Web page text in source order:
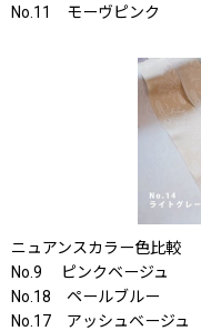
No.11 モーヴピンク
ニュアンスカラー色比較
No.9 ピンクベージュ
No.18 ペールブルー
No.17 アッシュベージュ